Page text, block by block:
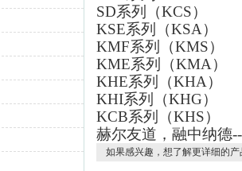
SD系列（KCS）
KSE系列（KSA）
KMF系列（KMS）
KME系列（KMA）
KHE系列（KHA）
KHI系列（KHG）
KCB系列（KHS）
赫尔友道，融中纳德
如果感兴趣，想了解更详细的